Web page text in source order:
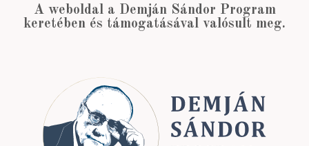
A weboldal a Demján Sándor Program
keretében és támogatásával valósult meg.